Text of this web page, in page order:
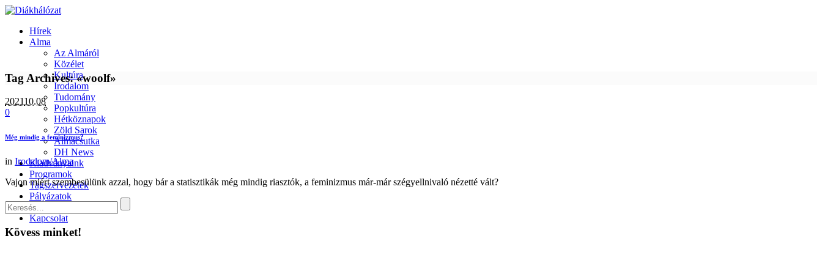
Hírek
Alma
Az Almáról
Közélet
Kultúra
Irodalom
Tudomány
Popkultúra
Hétköznapok
Zöld Sarok
Almacsutka
DH News
Kiadványaink
Programok
Tagszervezetek
Pályázatok
Partnerek
Kapcsolat
Tag Archives: «woolf»
202110.08
0
Még mindig a feminizmus?
in Irodalom/Alma
Vajon miért szembesülünk azzal, hogy bár a statisztikák még mindig riasztók, a feminizmus már-már szégyellnivaló nézetté vált?
Kövess minket!